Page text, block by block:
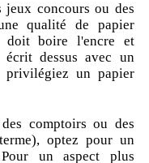
concours ou des
qualité de papier
doit boire l'encre et
dessus avec un
privilégiez un papier
comptoirs ou des
optez pour un
un aspect plus